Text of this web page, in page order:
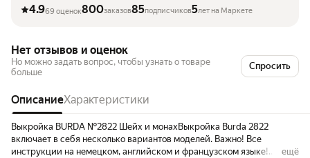
4.969 оценок800заказов85подписчиков5лет на Маркете
Нет отзывов и оценок
Но можно задать вопрос, чтобы узнать о товаре
больше
Спросить
ОписаниеХарактеристики
Выкройка BURDA №2822 Шейх и монахВыкройка Burda 2822
включает в себя несколько вариантов моделей. Важно! Все
инструкции на немецком, английском и французском языке!
ещё